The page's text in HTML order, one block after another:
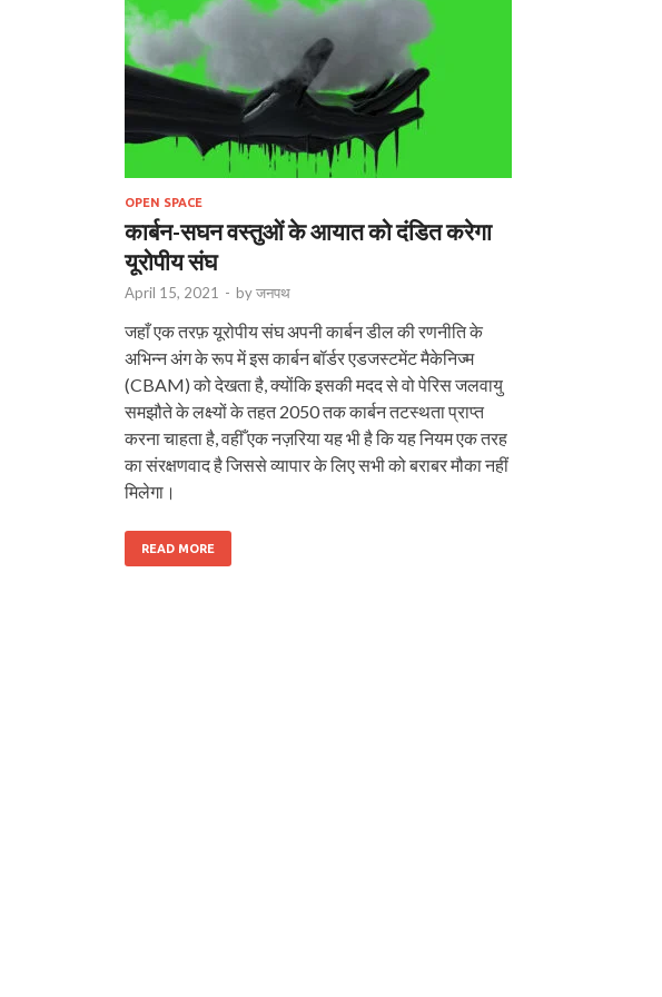
OPEN SPACE
कार्बन-सघन वस्तुओं के आयात को दंडित करेगा
यूरोपीय संघ
April 15, 2021 - byजनपथ
जहाँ एक तरफ़ यूरोपीय संघ अपनी कार्बन डील की रणनीति के
अभिन्न अंग के रूप में इस कार्बन बॉर्डर एडजस्टमेंट मैकेनिज्म
(CBAM) को देखता है, क्योंकि इसकी मदद से वो पेरिस जलवायु
समझौते के लक्ष्यों के तहत 2050 तक कार्बन तटस्थता प्राप्त
करना चाहता है, वहीँ एक नज़रिया यह भी है कि यह नियम एक तरह
का संरक्षणवाद है जिससे व्यापार के लिए सभी को बराबर मौका नहीं
मिलेगा।
READ MORE